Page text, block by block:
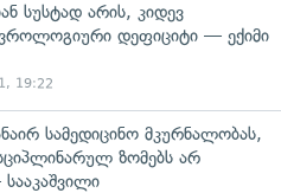
სუსტად არის, კიდევ
დეფიციტი — ექიმი
19:22
სამედიცინო მკურნალობას,
ზომებს არ